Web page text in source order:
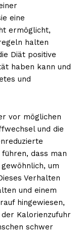
eine
ermöglicht,
halten
Diät positive
haben kann und
und
vor möglichen
und die
dass man
um
Verhalten
und einem
hingewiesen,
Kalorienzufuhr
schwer